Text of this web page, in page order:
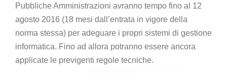
Pubbliche Amministrazioni avranno tempo fino al 12
agosto 2016 (18 mesi dall’entrata in vigore della
norma stessa) per adeguare i propri sistemi di gestione
informatica. Fino ad allora potranno essere ancora
applicate le previgenti regole tecniche.